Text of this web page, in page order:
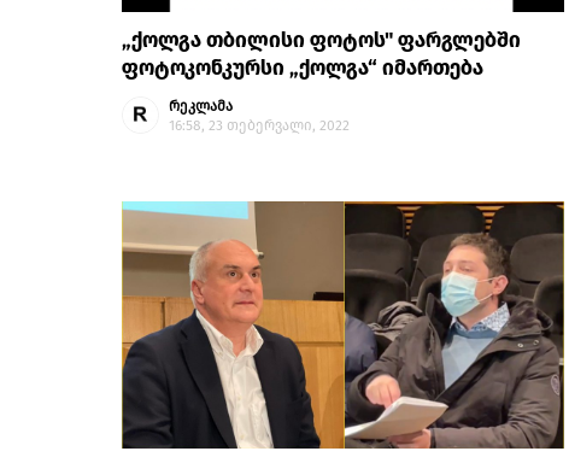
„ქოლგა თბილისი ფოტოს" ფარგლებში
ფოტოკონკურსი „ქოლგა“ იმართება
რეკლამა
16:58, 23 თებერვალი, 2022